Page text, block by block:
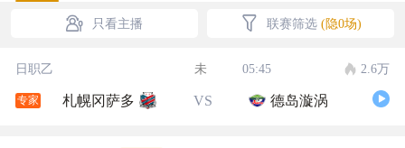
只看主播 联赛筛选 (隐0场)
日职乙 未 05:45 2.6万
专家 札幌冈萨多 VS 德岛漩涡